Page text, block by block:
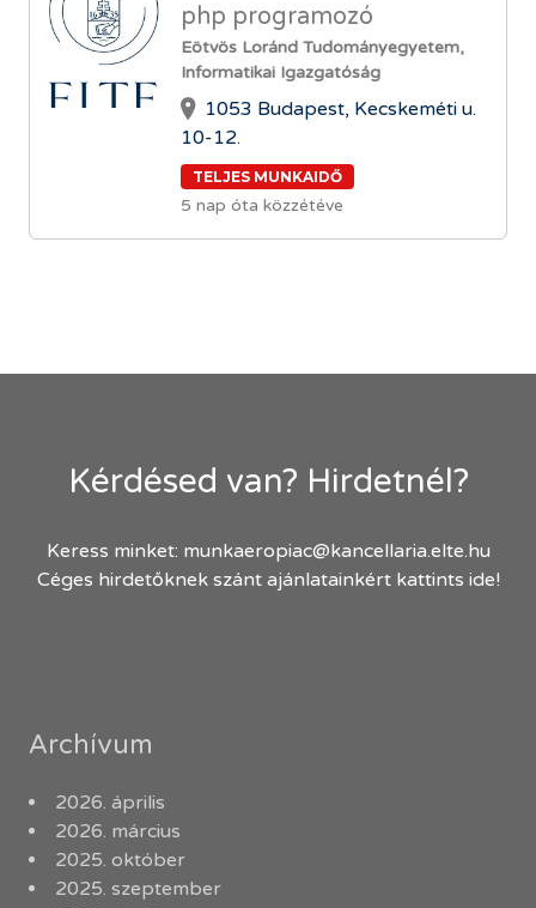
php programozó
Eötvös Loránd Tudományegyetem,
Informatikai Igazgatóság
1053 Budapest, Kecskeméti u.
10-12.
TELJES MUNKAIDŐ
5 nap óta közzétéve
Kérdésed van? Hirdetnél?
Keress minket: munkaeropiac@kancellaria.elte.hu
Céges hirdetőknek szánt ajánlatainkért kattints ide!
Archívum
2026. április
2026. március
2025. október
2025. szeptember